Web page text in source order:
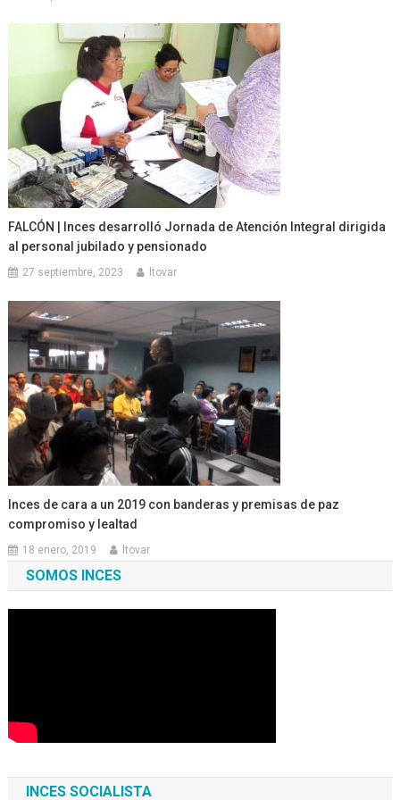
FALCÓN | Inces desarrolló Jornada de Atención Integral dirigida
al personal jubilado y pensionado
27 septiembre, 2023 ltovar
Inces de cara a un 2019 con banderas y premisas de paz
compromiso y lealtad
18 enero, 2019 ltovar
SOMOS INCES
INCES SOCIALISTA